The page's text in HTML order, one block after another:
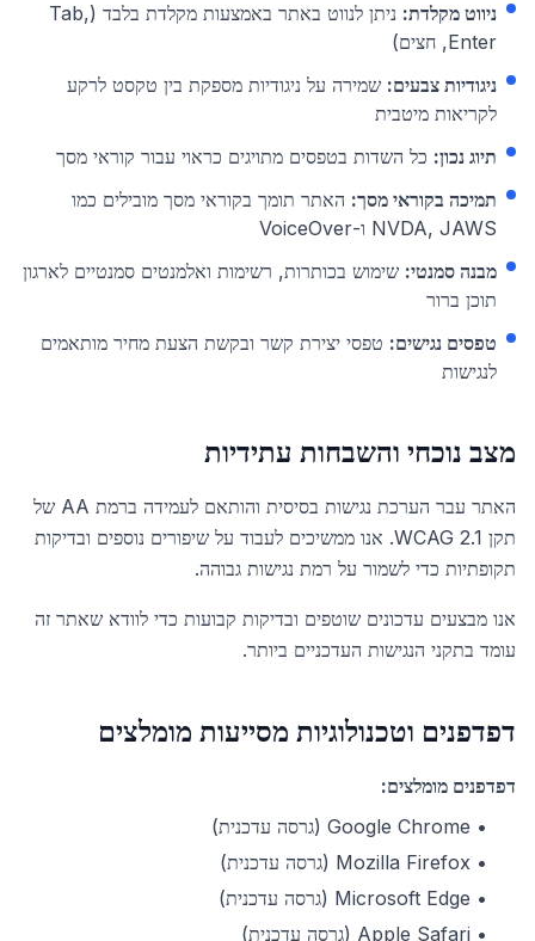
ניווט מקלדת:
ניתן לנווט באתר באמצעות מקלדת בלבד (Tab,
Enter, חצים)
ניגודיות צבעים: שמירה על ניגודיות מספקת בין טקסט לרקע
לקריאות מיטבית
תיוג נכון: כל השדות בטפסים מתויגים כראוי עבור קוראי מסך
תמיכה בקוראי מסך: האתר תומך בקוראי מסך מובילים כמו
NVDA, JAWS ו-VoiceOver
מבנה סמנטי: שימוש בכותרות, רשימות ואלמנטים סמנטיים לארגון
תוכן ברור
טפסים נגישים: טפסי יצירת קשר ובקשת הצעת מחיר מותאמים
לנגישות
מצב נוכחי והשבחות עתידיות
האתר עבר הערכת נגישות בסיסית והותאם לעמידה ברמת AA של
תקן WCAG 2.1. אנו ממשיכים לעבוד על שיפורים נוספים ובדיקות
תקופתיות כדי לשמור על רמת נגישות גבוהה.
אנו מבצעים עדכונים שוטפים ובדיקות קבועות כדי לוודא שאתר זה
עומד בתקני הנגישות העדכניים ביותר.
דפדפנים וטכנולוגיות מסייעות מומלצים
דפדפנים מומלצים:
• Google Chrome (גרסה עדכנית)
• Mozilla Firefox (גרסה עדכנית)
• Microsoft Edge (גרסה עדכנית)
• Apple Safari (גרסה עדכנית)